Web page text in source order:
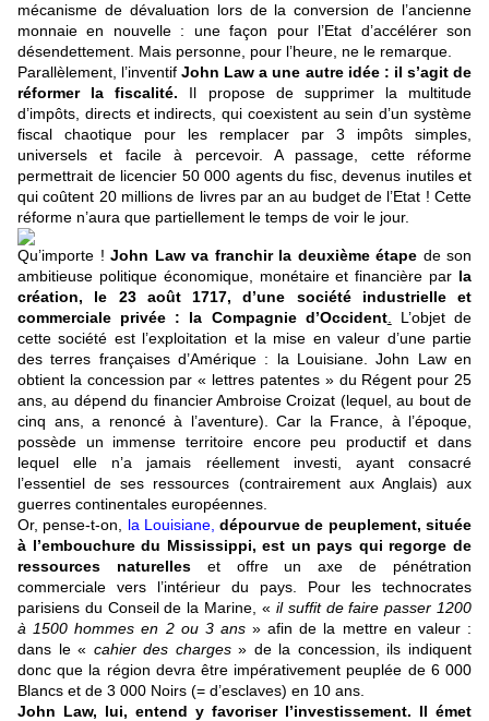
mécanisme de dévaluation lors de la conversion de l’ancienne
monnaie en nouvelle : une façon pour l’Etat d’accélérer son
désendettement. Mais personne, pour l’heure, ne le remarque.
Parallèlement, l’inventifJohn Law a une autre idée : il s’agit de
réformer la fiscalité. Il propose de supprimer la multitude
d’impôts, directs et indirects, qui coexistent au sein d’un système
fiscal chaotique pour les remplacer par 3 impôts simples,
universels et facile à percevoir. A passage, cette réforme
permettrait de licencier 50 000 agents du fisc, devenus inutiles et
qui coûtent 20 millions de livres par an au budget de l’Etat ! Cette
réforme n’aura que partiellement le temps de voir le jour.
Qu’importe ! John Law va franchir la deuxième étape de son
ambitieuse politique économique, monétaire et financière par la
création, le 23 août 1717, d’une société industrielle et
commerciale privée : la Compagnie d’Occident.
L’objet de
cette société est l’exploitation et la mise en valeur d’une partie
des terres françaises d’Amérique : la Louisiane. John Law en
obtient la concession par « lettres patentes » du Régent pour 25
ans, au dépend du financier Ambroise Croizat (lequel, au bout de
cinq ans, a renoncé à l’aventure). Car la France, à l’époque,
possède un immense territoire encore peu productif et dans
lequel elle n’a jamais réellement investi, ayant consacré
l’essentiel de ses ressources (contrairement aux Anglais) aux
guerres continentales européennes.
Or, pense-t-on, la Louisiane, dépourvue de peuplement, située
à l’embouchure du Mississippi, est un pays qui regorge de
ressources naturelleset offre un axe de pénétration
commerciale vers l’intérieur du pays. Pour les technocrates
parisiens du Conseil de la Marine, « il suffit de faire passer 1200
à 1500 hommes en 2 ou 3 ans» afin de la mettre en valeur :
dans le « cahier des charges» de la concession, ils indiquent
donc que la région devra être impérativement peuplée de 6 000
Blancs et de 3 000 Noirs (= d’esclaves) en 10 ans.
John Law, lui, entend y favoriser l’investissement. Il émet